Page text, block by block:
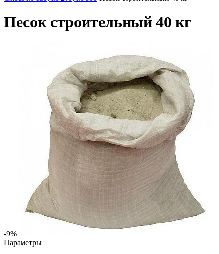
Песок строительный 40 кг
-9%
Параметры